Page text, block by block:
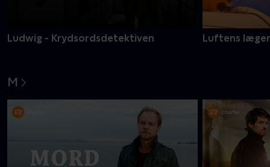
Ludwig - Krydsordsdetektiven Luftens læger
M